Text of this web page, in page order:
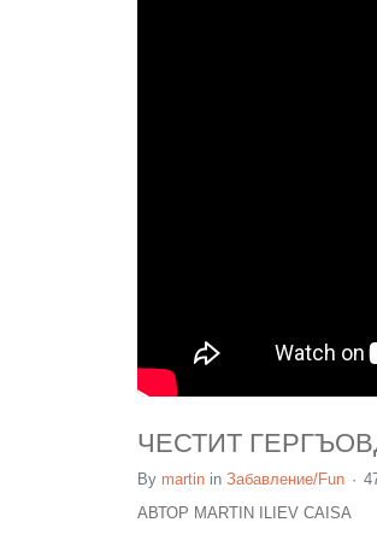
ЧЕСТИТ
By martin in Забавление/Fun
АВТОР MARTIN ILIEV CAISA